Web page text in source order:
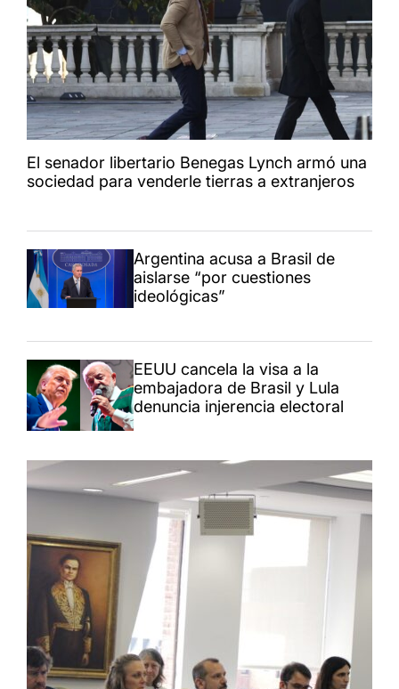
El senador libertario Benegas Lynch armó una
sociedad para venderle tierras a extranjeros
Argentina acusa a Brasil de
aislarse “por cuestiones
ideológicas”
EEUU cancela la visa a la
embajadora de Brasil y Lula
denuncia injerencia electoral